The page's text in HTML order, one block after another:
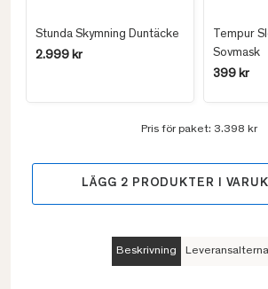
Stunda Skymning Duntäcke
2.999 kr
Tempur
Sovmask
399 kr
Pris för paket: 3.398 kr
LÄGG 2 PRODUKTER I
Beskrivning